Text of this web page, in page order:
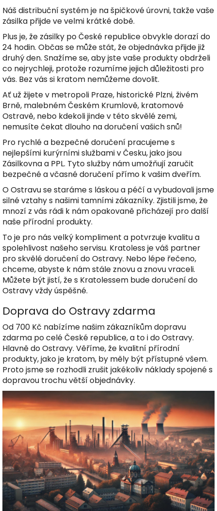
Náš distribuční systém je na špičkové úrovni, takže vaše
zásilka přijde ve velmi krátké době.
Plus je, že zásilky po České republice obvykle dorazí do
24 hodin. Občas se může stát, že objednávka přijde již
druhý den. Snažíme se, aby jste vaše produkty obdrželi
co nejrychleji, protože rozumíme jejich důležitosti pro
vás. Bez vás si kratom nemůžeme dovolit.
Ať už žijete v metropoli Praze, historické Plzni, živém
Brně, malebném Českém Krumlově, kratomové
Ostravě, nebo kdekoli jinde v této skvělé zemi,
nemusíte čekat dlouho na doručení vašich snů!
Pro rychlé a bezpečné doručení pracujeme s
nejlepšími kurýrními službami v Česku, jako jsou
Zásilkovna a PPL. Tyto služby nám umožňují zaručit
bezpečné a včasné doručení přímo k vašim dveřím.
O Ostravu se staráme s láskou a péčí a vybudovali jsme
silné vztahy s našimi tamními zákazníky. Zjistili jsme, že
mnozí z vás rádi k nám opakovaně přicházejí pro další
naše přírodní produkty.
To je pro nás velký kompliment a potvrzuje kvalitu a
spolehlivost našeho servisu. Kratoless je váš partner
pro skvělé doručení do Ostravy. Nebo lépe řečeno,
chceme, abyste k nám stále znovu a znovu vraceli.
Můžete být jistí, že s Kratolessem bude doručení do
Ostravy vždy úspěšné.
Doprava do Ostravy zdarma
Od 700 Kč nabízíme našim zákazníkům dopravu
zdarma po celé České republice, a to i do Ostravy.
Hlavně do Ostravy. Věříme, že kvalitní přírodní
produkty, jako je kratom, by měly být přístupné všem.
Proto jsme se rozhodli zrušit jakékoliv náklady spojené s
dopravou trochu větší objednávky.